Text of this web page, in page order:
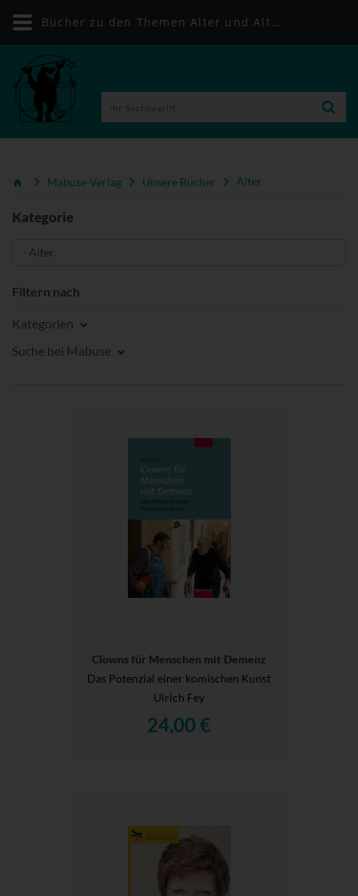
Mabuse-Verlag Unsere Bücher Alter
Kategorie
Filtern nach
Kategorien
Suche bei Mabuse
Clowns für Menschen mit Demenz
Das Potenzial einer komischen Kunst
Ulrich Fey
24,00 €
Bücher zu den Themen Alter und Altenpflege | Mabuse-Verlag